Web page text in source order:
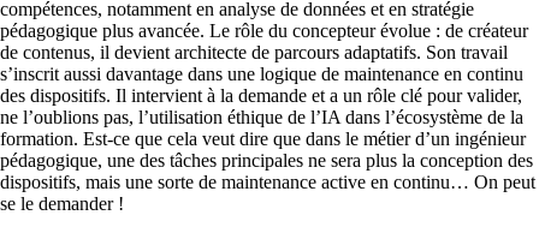
compétences, notamment en analyse de données et en stratégie
pédagogique plus avancée. Le rôle du concepteur évolue : de créateur
de contenus, il devient architecte de parcours adaptatifs. Son travail
s’inscrit aussi davantage dans une logique de maintenance en continu
des dispositifs. Il intervient à la demande et a un rôle clé pour valider,
ne l’oublions pas, l’utilisation éthique de l’IA dans l’écosystème de la
formation. Est-ce que cela veut dire que dans le métier d’un ingénieur
pédagogique, une des tâches principales ne sera plus la conception des
dispositifs, mais une sorte de maintenance active en continu… On peut
se le demander !